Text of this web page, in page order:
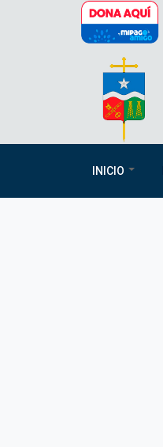
Pasar al contenido principal
INICIO